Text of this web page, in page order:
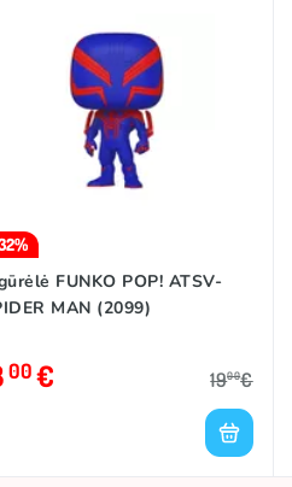
FUNKO POP! ATSV-
MAN (2099)
00€ 1900€